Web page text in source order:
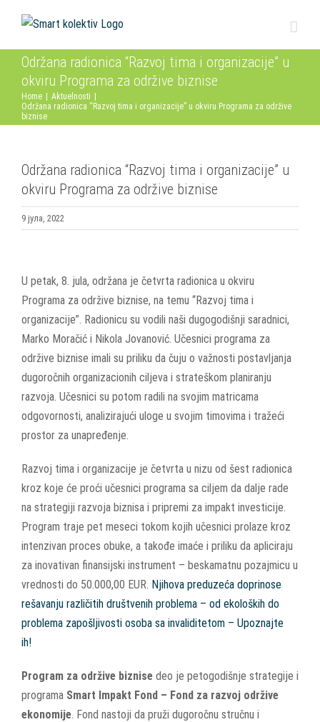
content
Održana radionica “Razvoj tima i organizacije” u
okviru Programa za održive biznise
Home Aktuelnosti
Održana radionica “Razvoj tima i organizacije” u okviru Programa za održive
biznise
Održana radionica “Razvoj tima i organizacije” u
okviru Programa za održive biznise
9 јула, 2022
Larger
Image
U petak, 8. jula, održana je četvrta radionica u okviru
Programa za održive biznise, na temu “Razvoj tima i
organizacije”. Radionicu su vodili naši dugogodišnji saradnici,
Marko Moračić i Nikola Jovanović. Učesnici programa za
održive biznise imali su priliku da čuju o važnosti postavljanja
dugoročnih organizacionih ciljeva i strateškom planiranju
razvoja. Učesnici su potom radili na svojim matricama
odgovornosti, analizirajući uloge u svojim timovima i tražeći
prostor za unapređenje.
Razvoj tima i organizacije je četvrta u nizu od šest radionica
kroz koje će proći učesnici programa sa ciljem da dalje rade
na strategiji razvoja biznisa i pripremi za impakt investicije.
Program traje pet meseci tokom kojih učesnici prolaze kroz
intenzivan proces obuke, a takođe imaće i priliku da apliciraju
za inovativan finansijski instrument – beskamatnu pozajmicu u
vrednosti do 50.000,00 EUR. Njihova preduzeća doprinose
rešavanju različitih društvenih problema – od ekoloških do
problema zapošljivosti osoba sa invaliditetom – Upoznajte
ih!
Program za održive biznise deo je petogodišnje strategije i
programa Smart Impakt Fond – Fond za razvoj održive
ekonomije. Fond nastoji da pruži dugoročnu stručnu i